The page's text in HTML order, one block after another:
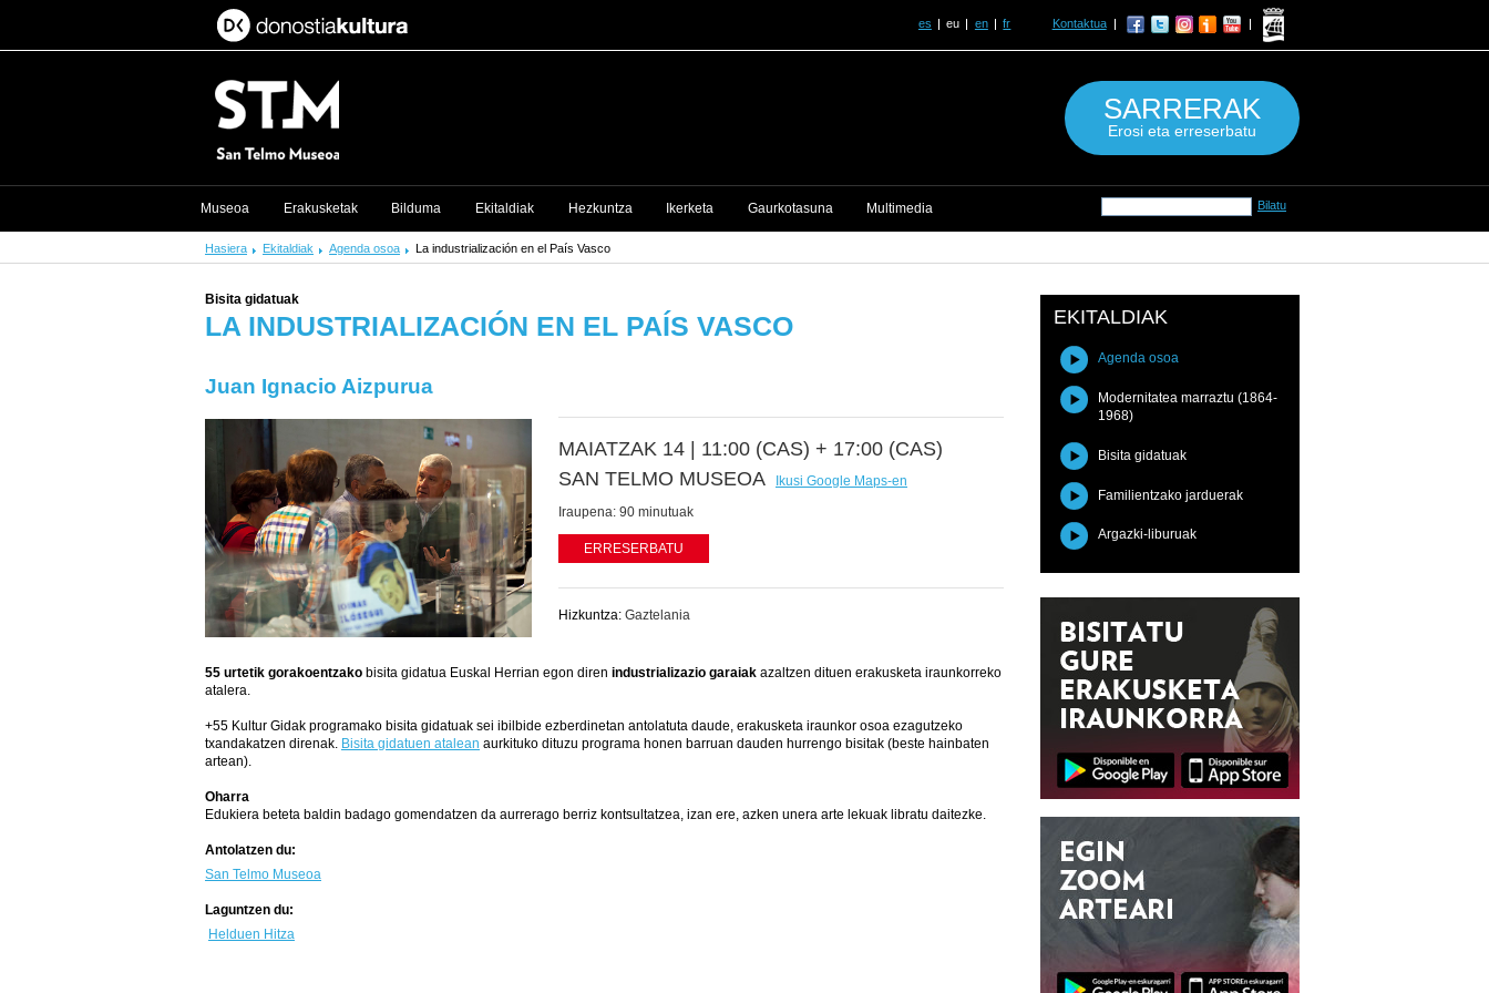
Hasiera Ekitaldiak Agenda osoa La industrialización en el País Vasco
Bisita gidatuak
LA INDUSTRIALIZACIÓN EN EL PAÍS VASCO
Juan Ignacio Aizpurua
MAIATZAK 14 | 11:00 (CAS) + 17:00 (CAS)
SAN TELMO MUSEOA
Ikusi Google Maps-en
Iraupena: 90 minutuak
ERRESERBATU
Hizkuntza: Gaztelania
55 urtetik gorakoentzako bisita gidatua Euskal Herrian egon diren industrializazio garaiak azaltzen dituen erakusketa iraunkorreko
atalera.
+55 Kultur Gidak programako bisita gidatuak sei ibilbide ezberdinetan antolatuta daude, erakusketa iraunkor osoa ezagutzeko
txandakatzen direnak. Bisita gidatuen atalean aurkituko dituzu programa honen barruan dauden hurrengo bisitak (beste hainbaten
artean).
Oharra
Edukiera beteta baldin badago gomendatzen da aurrerago berriz kontsultatzea, izan ere, azken unera arte lekuak libratu daitezke.
Antolatzen du:
San Telmo Museoa
Laguntzen du:
Helduen Hitza
EKITALDIAK
Agenda osoa
Modernitatea marraztu (1864-
1968)
Bisita gidatuak
Familientzako jarduerak
Argazki-liburuak
es eu en fr Kontaktua
SARRERAK
Erosi eta erreserbatu
Museoa Erakusketak Bilduma Ekitaldiak Hezkuntza Ikerketa Gaurkotasuna Multimedia